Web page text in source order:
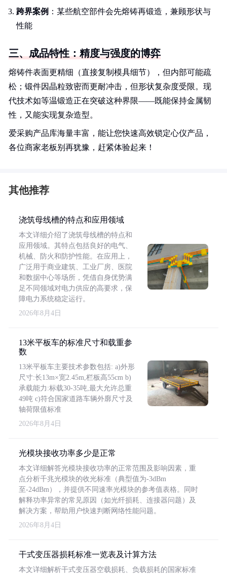
跨界案例 ：某些航空部件会先熔铸再锻造，兼顾形状与
性能
三、成品特性：精度与强度的博弈
熔铸件表面更精细（直接复制模具细节），但内部可能疏
松；锻件因晶粒致密而更耐冲击，但形状复杂度受限。现
代技术如等温锻造正在突破这种界限——既能保持金属韧
性，又能实现复杂造型。
爱采购产品库海量丰富，能让您快速高效锁定心仪产品，
各位商家老板别再犹豫，赶紧体验起来！
其他推荐
浇筑母线槽的特点和应用领域
本文详细介绍了浇筑母线槽的特点和
应用领域。其特点包括良好的电气、
机械、防火和防护性能。在应用上，
广泛用于商业建筑、工业厂房、医院
和数据中心等场所，凭借自身优势满
足不同领域对电力供应的高要求，保
障电力系统稳定运行。
2026年8月4日
13米平板车的标准尺寸和载重参
数
13米平板车主要技术参数包括: a)外形
尺寸:长13m×宽2.45m,栏板高55cm b)
承载能力:标载30-35吨,最大允许总重
49吨 c)符合国家道路车辆外廓尺寸及
轴荷限值标准
2026年8月4日
光模块接收功率多少是正常
本文详细解答光模块接收功率的正常范围及影响因素，重
点分析千兆光模块的收光标准（典型值为-3dBm
至-24dBm），并提供不同速率光模块的参考值表格。同时
解释功率异常的常见原因（如光纤损耗、连接器问题）及
解决方案，帮助用户快速判断网络性能问题。
2026年8月4日
干式变压器损耗标准一览表及计算方法
本文详细解析干式变压器空载损耗、负载损耗的国家标准